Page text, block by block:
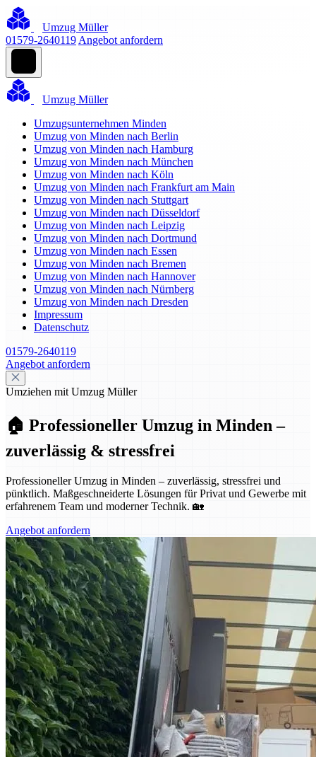
Umzug Müller
01579-2640119 Angebot anfordern
Umzug Müller
Umzugsunternehmen Minden
Umzug von Minden nach Berlin
Umzug von Minden nach Hamburg
Umzug von Minden nach München
Umzug von Minden nach Köln
Umzug von Minden nach Frankfurt am Main
Umzug von Minden nach Stuttgart
Umzug von Minden nach Düsseldorf
Umzug von Minden nach Leipzig
Umzug von Minden nach Dortmund
Umzug von Minden nach Essen
Umzug von Minden nach Bremen
Umzug von Minden nach Hannover
Umzug von Minden nach Nürnberg
Umzug von Minden nach Dresden
Impressum
Datenschutz
01579-2640119
Angebot anfordern
Umziehen mit Umzug Müller
🏠 Professioneller Umzug in Minden –
zuverlässig & stressfrei
Professioneller Umzug in Minden – zuverlässig, stressfrei und
pünktlich. Maßgeschneiderte Lösungen für Privat und Gewerbe mit
erfahrenem Team und moderner Technik. 🏡
Angebot anfordern